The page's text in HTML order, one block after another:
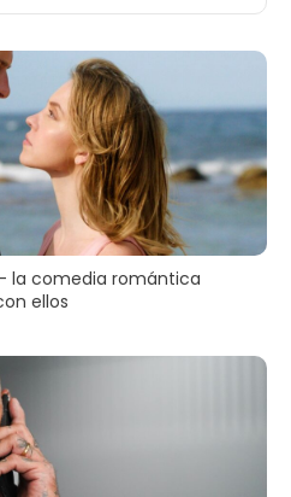
la comedia romántica
ellos